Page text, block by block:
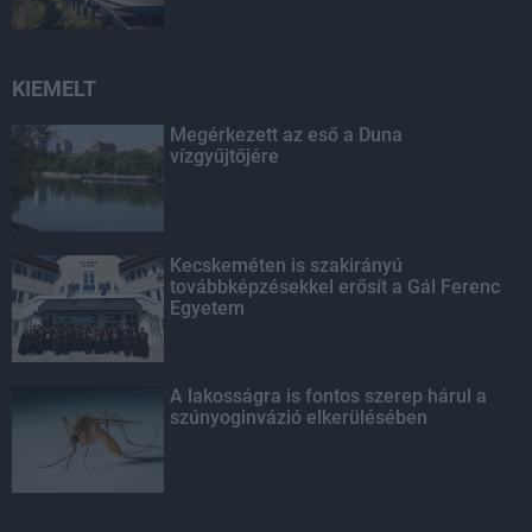
KIEMELT
Megérkezett az eső a Duna
vízgyűjtőjére
Kecskeméten is szakirányú
továbbképzésekkel erősít a Gál Ferenc
Egyetem
A lakosságra is fontos szerep hárul a
szúnyoginvázió elkerülésében